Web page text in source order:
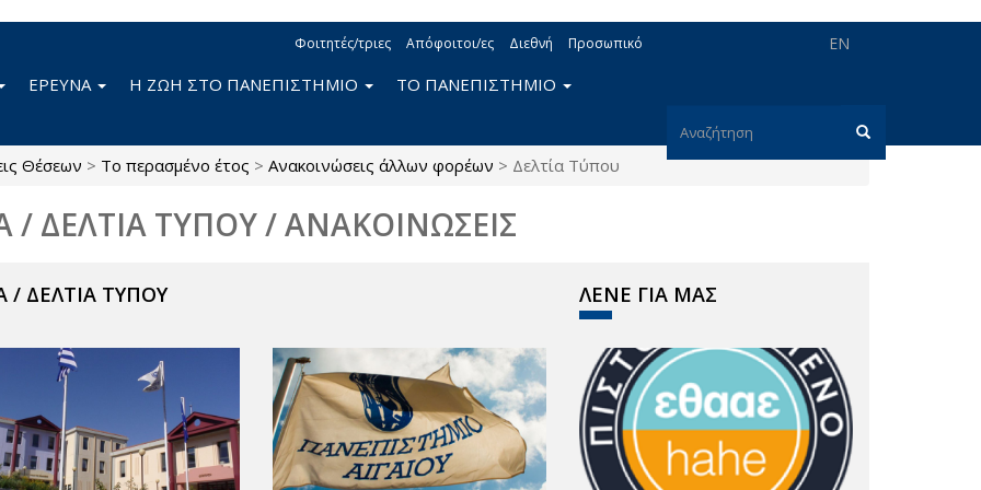
EN
Φοιτητές/τριες Απόφοιτοι/ες Διεθνή Προσωπικό
Φόρμα
ΕΡΕΥΝΑ Η ΖΩΗ ΣΤΟ ΠΑΝΕΠΙΣΤΗΜΙΟ ΤΟ ΠΑΝΕΠΙΣΤΗΜΙΟ
Θέσεων > Το περασμένο έτος > Ανακοινώσεις άλλων φορέων > Δελτία Τύπου
/ ΔΕΛΤΙΑ ΤΥΠΟΥ / ΑΝΑΚΟΙΝΩΣΕΙΣ
/ ΔΕΛΤΙΑ ΤΥΠΟΥ ΛΕΝΕ ΓΙΑ ΜΑΣ